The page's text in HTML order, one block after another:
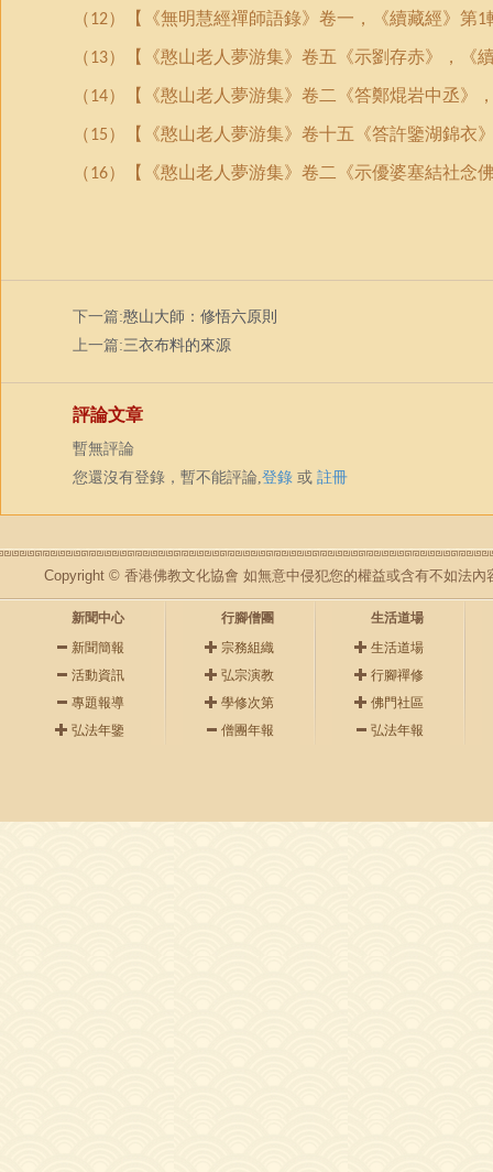
（12）【《無明慧經禪師語錄》卷一，《續藏經》第1
（13）【《憨山老人夢游集》卷五《示劉存赤》，《
（14）【《憨山老人夢游集》卷二《答鄭焜岩中丞》
（15）【《憨山老人夢游集》卷十五《答許鑒湖錦衣
（16）【《憨山老人夢游集》卷二《示優婆塞結社念
下一篇:憨山大師：修悟六原則
上一篇:三衣布料的來源
評論文章
暫無評論
您還沒有登錄，暫不能評論,登錄 或 註冊
Copyright © 香港佛教文化協會 如無意中侵犯您的權益或含有不如法內
新聞中心
新聞簡報
活動資訊
專題報導
弘法年鑒
行腳僧團
宗務組織
弘宗演教
學修次第
僧團年報
生活道場
生活道場
行腳禪修
佛門社區
弘法年報